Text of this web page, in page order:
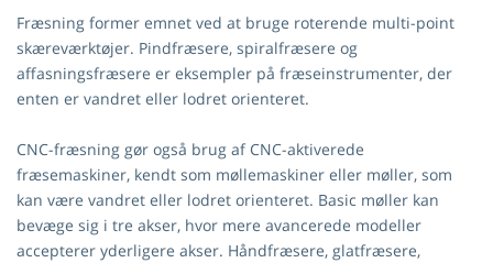
Fræsning former emnet ved at bruge roterende multi-point
skæreværktøjer. Pindfræsere, spiralfræsere og
affasningsfræsere er eksempler på fræseinstrumenter, der
enten er vandret eller lodret orienteret.
CNC-fræsning gør også brug af CNC-aktiverede
fræsemaskiner, kendt som møllemaskiner eller møller, som
kan være vandret eller lodret orienteret. Basic møller kan
bevæge sig i tre akser, hvor mere avancerede modeller
accepterer yderligere akser. Håndfræsere, glatfræsere,